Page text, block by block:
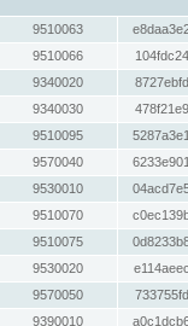
9510063
9510066
9340020
9340030
9510095
9570040
9530010
9510070
9510075
9530020
9570050
9390010